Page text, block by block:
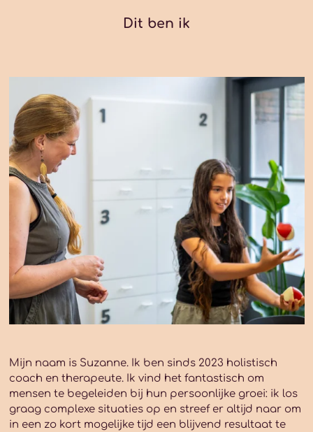
Dit ben ik
Mijn naam is Suzanne. Ik ben sinds 2023 holistisch
coach en therapeute. Ik vind het fantastisch om
mensen te begeleiden bij hun persoonlijke groei: ik los
graag complexe situaties op en streef er altijd naar om
in een zo kort mogelijke tijd een blijvend resultaat te